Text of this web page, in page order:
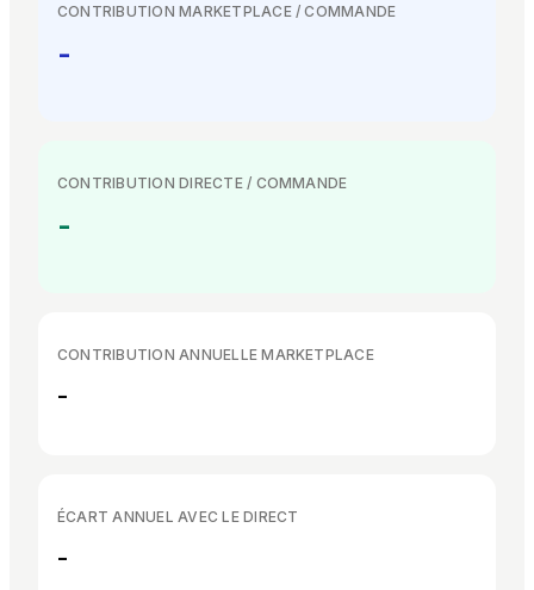
CONTRIBUTION MARKETPLACE / COMMANDE
-
CONTRIBUTION DIRECTE / COMMANDE
-
CONTRIBUTION ANNUELLE MARKETPLACE
-
ÉCART ANNUEL AVEC LE DIRECT
-